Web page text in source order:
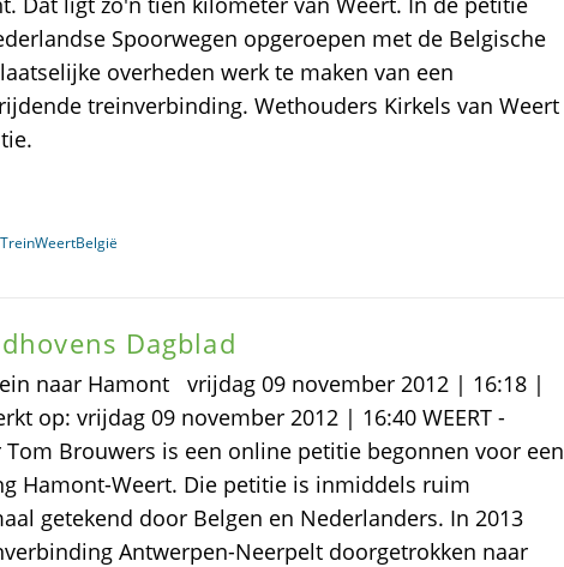
Spoorwegen opgeroepen met de Belgische
overheden werk te maken van een
treinverbinding. Wethouders Kirkels van Weert
TreinWeertBelgië
Dagblad
naar Hamont vrijdag 09 november 2012 | 16:18 |
op: vrijdag 09 november 2012 | 16:40 WEERT -
Tom Brouwers is een online petitie begonnen voor een
Hamont-Weert. Die petitie is inmiddels ruim
getekend door Belgen en Nederlanders. In 2013
Antwerpen-Neerpelt doorgetrokken naar